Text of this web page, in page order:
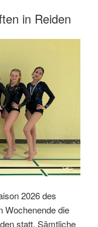
in Reiden
2026 des
Wochenende die
statt. Sämtliche